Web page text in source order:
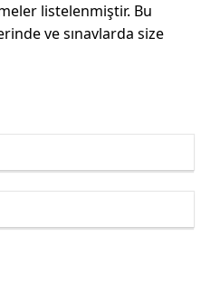
listelenmiştir. Bu
ve sınavlarda size